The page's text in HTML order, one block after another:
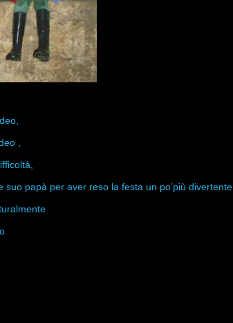
,
papà per aver reso la festa un po’più divertente